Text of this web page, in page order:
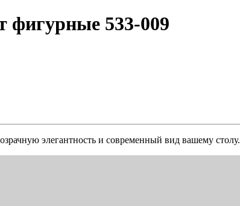
фигурные 533-009
элегантность и современный вид вашему столу.